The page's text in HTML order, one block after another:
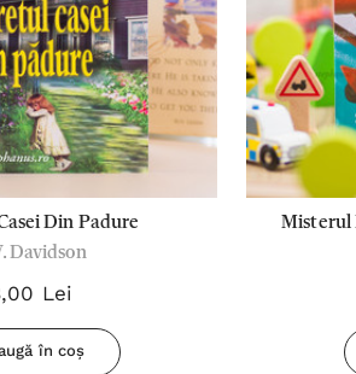
Din Padure
Davidson
Lei
în coș
Misterul